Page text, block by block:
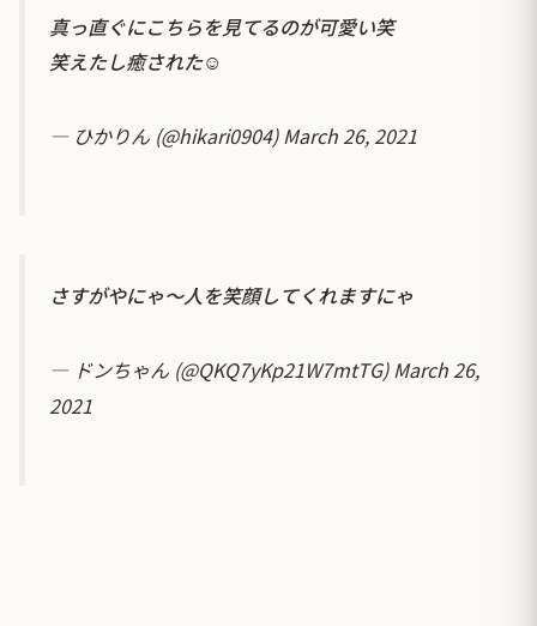
真っ直ぐにこちらを見てるのが可愛い笑
笑えたし癒された☺️
— ひかりん (@hikari0904)March 26, 2021
さすがやにゃ～人を笑顔してくれますにゃ
— ドンちゃん (@QKQ7yKp21W7mtTG)March 26,
2021